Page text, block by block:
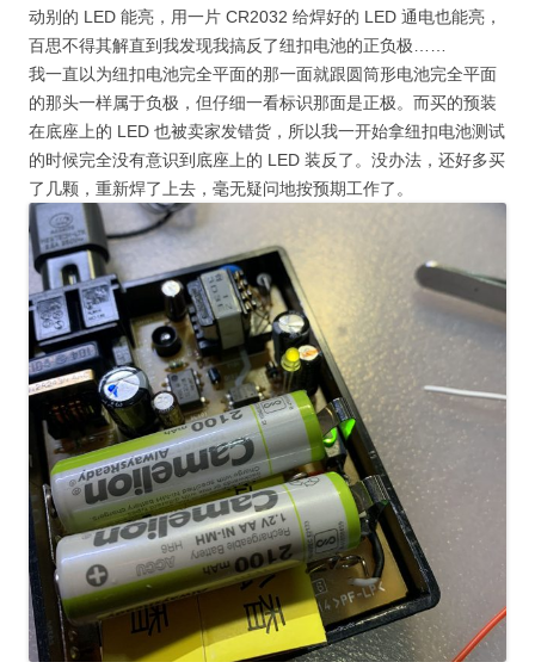
动别的 LED 能亮，用一片 CR2032 给焊好的 LED 通电也能亮，
百思不得其解直到我发现我搞反了纽扣电池的正负极……
我一直以为纽扣电池完全平面的那一面就跟圆筒形电池完全平面
的那头一样属于负极，但仔细一看标识那面是正极。而买的预装
在底座上的 LED 也被卖家发错货，所以我一开始拿纽扣电池测试
的时候完全没有意识到底座上的 LED 装反了。没办法，还好多买
了几颗，重新焊了上去，毫无疑问地按预期工作了。